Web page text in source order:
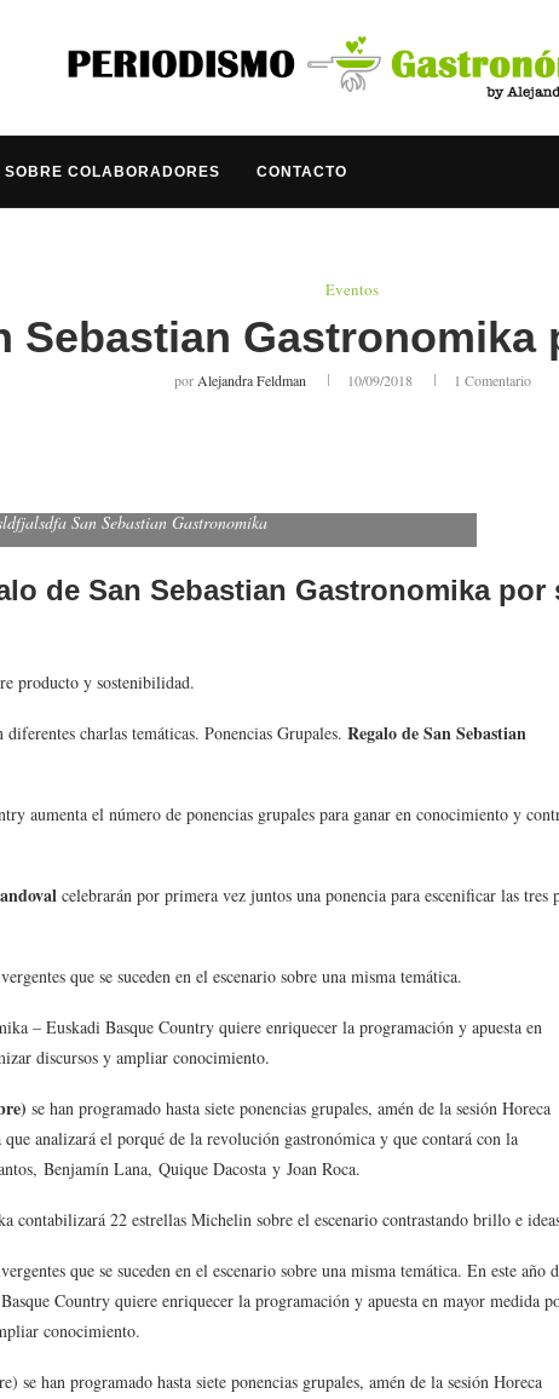
SOBRE COLABORADORES CONTACTO
Eventos
Sebastian
porAlejandra Feldman 10/09/2018 1 Comentario
San Sebastian Gastronomika
de San Sebastian Gastronomika por
producto y sostenibilidad.
charlas temáticas. Ponencias Grupales. Regalo de San Sebastian
aumenta el número de ponencias grupales para ganar en conocimiento y
celebrarán por primera vez juntos una ponencia para escenificar las tres
que se suceden en el escenario sobre una misma temática.
– Euskadi Basque Country quiere enriquecer la programación y apuesta en
discursos y ampliar conocimiento.
se han programado hasta siete ponencias grupales, amén de la sesión Horeca
analizará el porqué de la revolución gastronómica y que contará con la
Benjamín Lana, Quique Dacosta y Joan Roca.
contabilizará 22 estrellas Michelin sobre el escenario contrastando brillo e
que se suceden en el escenario sobre una misma temática. En este año
Country quiere enriquecer la programación y apuesta en mayor medida
conocimiento.
se han programado hasta siete ponencias grupales, amén de la sesión Horeca